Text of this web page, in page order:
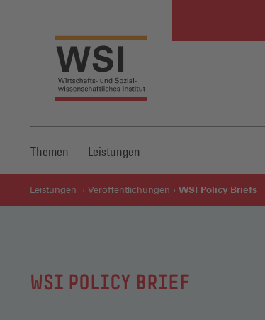
Themen Leistungen
Leistungen Veröffentlichungen WSI Policy Briefs
WSI POLICY BRIEF